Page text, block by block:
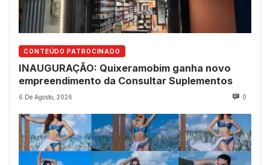
CONTEÚDO PATROCINADO
INAUGURAÇÃO: Quixeramobim ganha novo
empreendimento da Consultar Suplementos
6 De Agosto, 2026 0